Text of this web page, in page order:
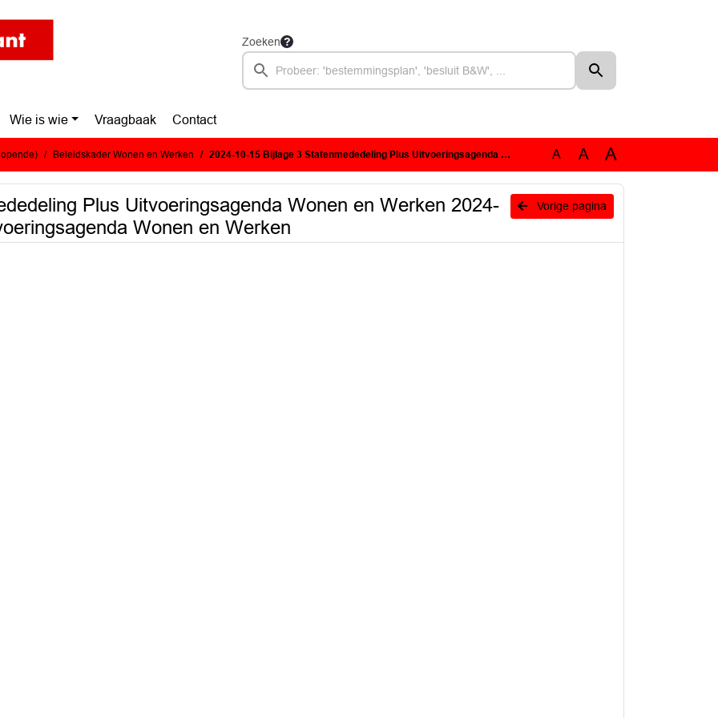
Zoeken
Wie is wie Vraagbaak Contact
Beleidskader Wonen en Werken 2024-10-15 Bijlage 3 Statenmededeling Plus Uitvoeringsagenda Wonen en Werken 2024-2027 : Begrotingswijziging Uitvoeringsagenda Wonen en Werken A A A
Vorige pagina
Plus Uitvoeringsagenda Wonen en Werken 2024-
Wonen en Werken